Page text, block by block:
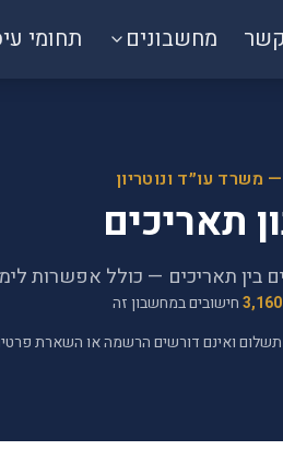
מחשבונים תחומי
משרד עו״ד ונוטריון
תאריכים
בין תאריכים — כולל אפשרות
3,160חישובים במחשבון זה
ואינם דורשים הרשמה או השארת